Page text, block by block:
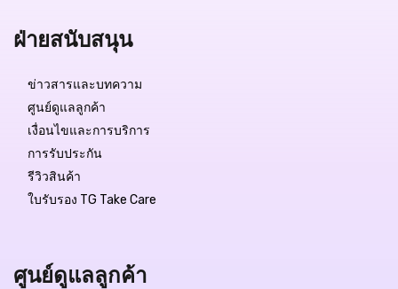
ฝ่ายสนับสนุน
ข่าวสารและบทความ
ศูนย์ดูแลลูกค้า
เงื่อนไขและการบริการ
การรับประกัน
รีวิวสินค้า
ใบรับรอง TG Take Care
ศูนย์ดูแลลูกค้า